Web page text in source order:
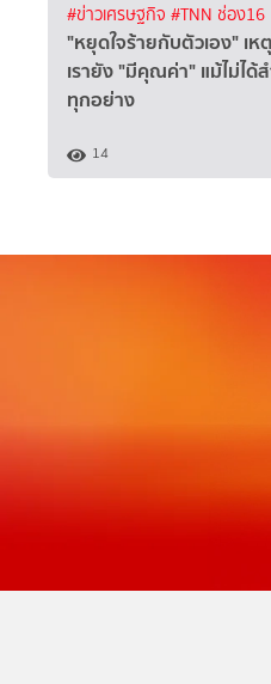
#ข่าวเศรษฐกิจ #TNN ช่อง16
"หยุดใจร้ายกับตัวเอง" เ
เรายัง "มีคุณค่า" แม้ไม่ได้ส
ทุกอย่าง
14